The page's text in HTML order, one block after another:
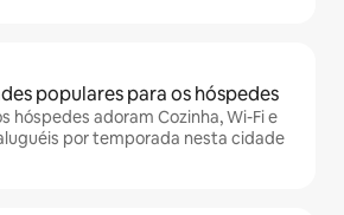
populares para os hóspedes
hóspedes adoram Cozinha, Wi-Fi e
por temporada nesta cidade